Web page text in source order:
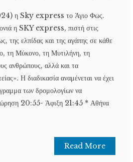
η Sky express το Άγιο Φως.
η SKY express, πιστή στις
της ελπίδας και της αγάπης σε κάθε
τη Μύκονο, τη Μυτιλήνη, τη
ανθρώπους, αλλά και τα
Η διαδικασία αναμένεται να έχει
των δρομολογίων να
20:55- Άφιξη 21:45 * Αθήνα
Read More